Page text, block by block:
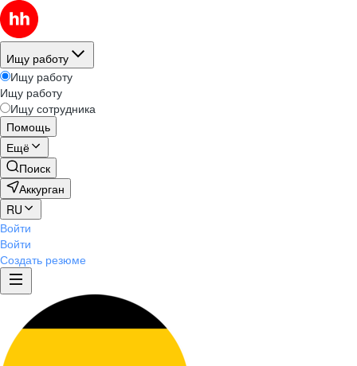
Ищу работу
Ищу работу
Ищу работу
Ищу сотрудника
Помощь
Ещё
Поиск
Аккурган
RU
Войти
Войти
Создать резюме